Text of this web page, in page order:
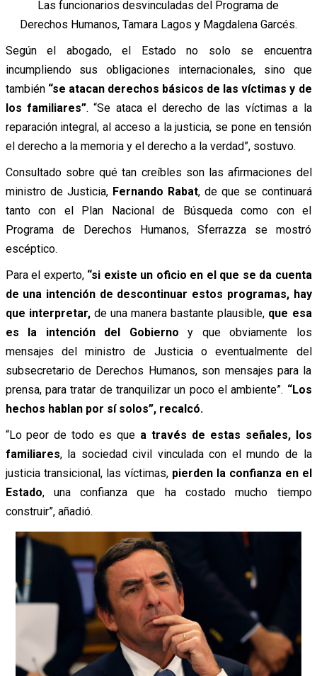
Las funcionarios desvinculadas del Programa de
Derechos Humanos, Tamara Lagos y Magdalena Garcés.
Según el abogado, el Estado no solo se encuentra
incumpliendo sus obligaciones internacionales, sino que
también “se atacan derechos básicos de las víctimas y de
los familiares”. “Se ataca el derecho de las víctimas a la
reparación integral, al acceso a la justicia, se pone en tensión
el derecho a la memoria y el derecho a la verdad”, sostuvo.
Consultado sobre qué tan creíbles son las afirmaciones del
ministro de Justicia, Fernando Rabat, de que se continuará
tanto con el Plan Nacional de Búsqueda como con el
Programa de Derechos Humanos, Sferrazza se mostró
escéptico.
Para el experto, “si existe un oficio en el que se da cuenta
de una intención de descontinuar estos programas, hay
que interpretar,de una manera bastante plausible, que esa
es la intención del Gobierno y que obviamente los
mensajes del ministro de Justicia o eventualmente del
subsecretario de Derechos Humanos, son mensajes para la
prensa, para tratar de tranquilizar un poco el ambiente”. “Los
hechos hablan por sí solos”, recalcó.
“Lo peor de todo es que a través de estas señales, los
familiares, la sociedad civil vinculada con el mundo de la
justicia transicional, las víctimas, pierden la confianza en el
Estado, una confianza que ha costado mucho tiempo
construir”, añadió.